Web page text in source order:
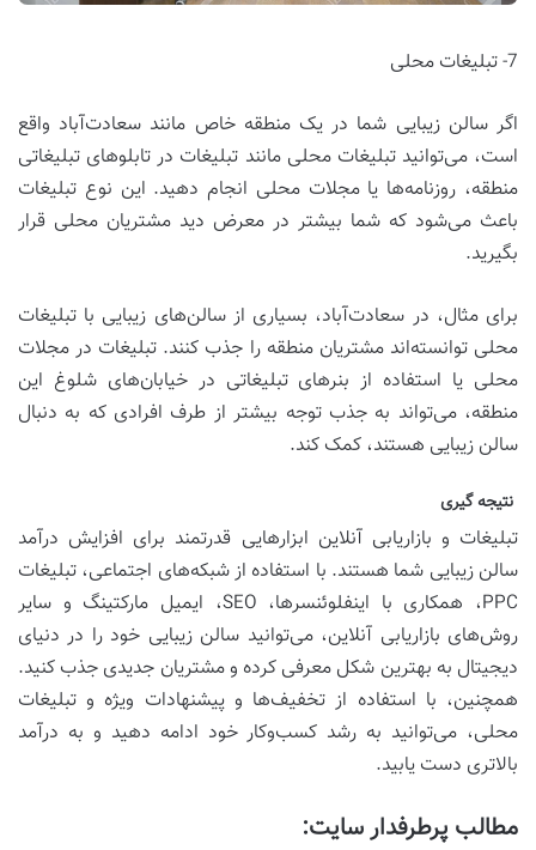
7- تبلیغات محلی
اگر سالن زیبایی شما در یک منطقه خاص مانند سعادت‌آباد واقع
است، می‌توانید تبلیغات محلی مانند تبلیغات در تابلوهای تبلیغاتی
منطقه، روزنامه‌ها یا مجلات محلی انجام دهید. این نوع تبلیغات
باعث می‌شود که شما بیشتر در معرض دید مشتریان محلی قرار
بگیرید.
برای مثال، در سعادت‌آباد، بسیاری از سالن‌های زیبایی با تبلیغات
محلی توانسته‌اند مشتریان منطقه را جذب کنند. تبلیغات در مجلات
محلی یا استفاده از بنرهای تبلیغاتی در خیابان‌های شلوغ این
منطقه، می‌تواند به جذب توجه بیشتر از طرف افرادی که به دنبال
سالن زیبایی هستند، کمک کند.
نتیجه‌ گیری
تبلیغات و بازاریابی آنلاین ابزارهایی قدرتمند برای افزایش درآمد
سالن زیبایی شما هستند. با استفاده از شبکه‌های اجتماعی، تبلیغات
PPC، همکاری با اینفلوئنسرها، SEO، ایمیل مارکتینگ و سایر
روش‌های بازاریابی آنلاین، می‌توانید سالن زیبایی خود را در دنیای
دیجیتال به بهترین شکل معرفی کرده و مشتریان جدیدی جذب کنید.
همچنین، با استفاده از تخفیف‌ها و پیشنهادات ویژه و تبلیغات
محلی، می‌توانید به رشد کسب‌وکار خود ادامه دهید و به درآمد
بالاتری دست یابید.
مطالب پرطرفدار سایت: